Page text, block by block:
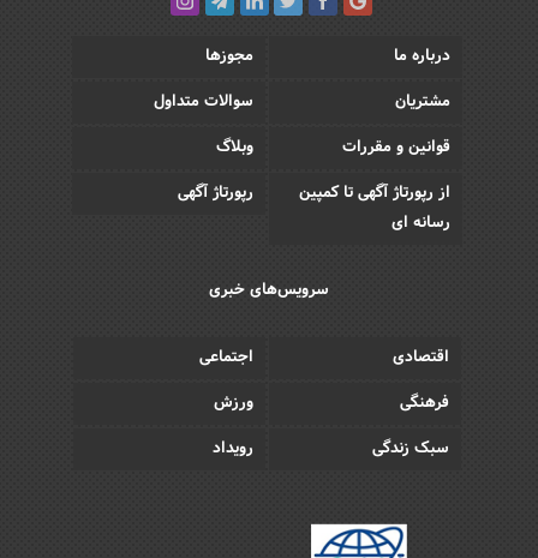
درباره ما
مجوزها
مشتریان
سوالات متداول
قوانین و مقررات
وبلاگ
از رپورتاژ آگهی تا کمپین
رسانه ای
رپورتاژ آگهی
سرویس‌های خبری
اقتصادی
اجتماعی
فرهنگی
ورزش
سبک زندگی
رویداد